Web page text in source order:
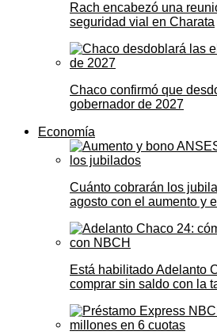
Rach encabezó una
seguridad vial en Charata
Chaco confirmó que
gobernador de 2027
Economía
Cuánto cobrarán los
agosto con el aumento y
Está habilitado Adelanto
comprar sin saldo con la